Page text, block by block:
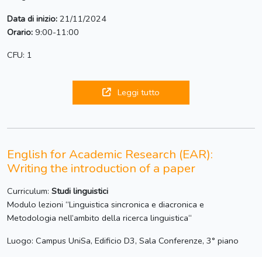
Data di inizio: 21/11/2024
Orario: 9:00-11:00
CFU: 1
Leggi tutto
English for Academic Research (EAR):
Writing the introduction of a paper
Curriculum: Studi linguistici
Modulo lezioni “Linguistica sincronica e diacronica e
Metodologia nell’ambito della ricerca linguistica“
Luogo: Campus UniSa, Edificio D3, Sala Conferenze, 3° piano